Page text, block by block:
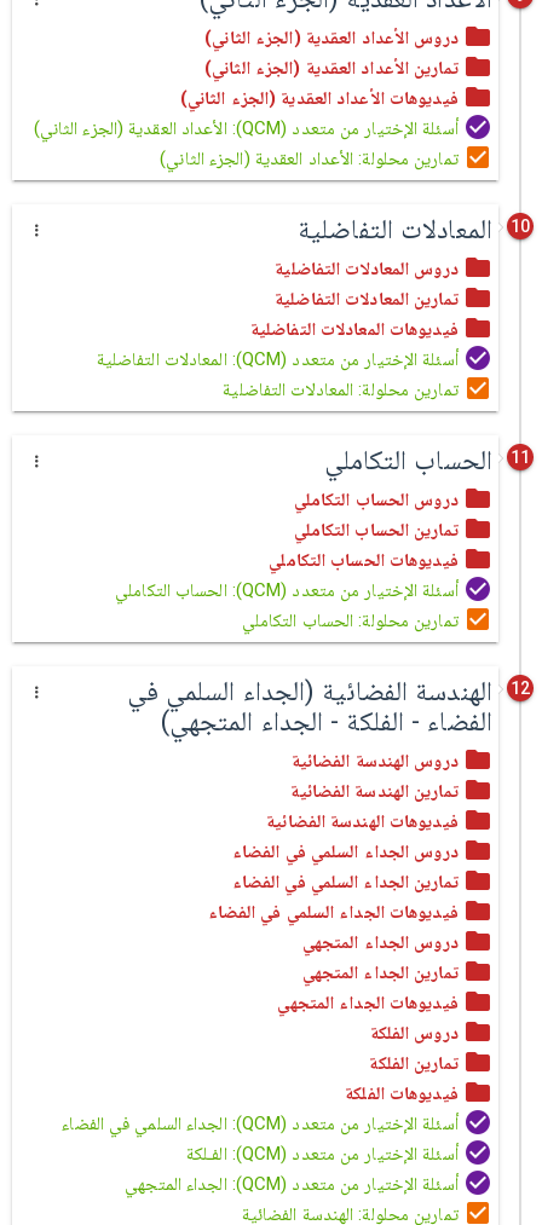
دروس الأعداد العقدية (الجزء الثاني)
تمارين الأعداد العقدية (الجزء الثاني)
فيديوهات الأعداد العقدية (الجزء الثاني)
أسئلة الإختيار من متعدد (QCM): الأعداد العقدية (الجزء الثاني)
تمارين محلولة: الأعداد العقدية (الجزء الثاني)
10 المعادلات التفاضلية
دروس المعادلات التفاضلية
تمارين المعادلات التفاضلية
فيديوهات المعادلات التفاضلية
أسئلة الإختيار من متعدد (QCM): المعادلات التفاضلية
تمارين محلولة: المعادلات التفاضلية
11 الحساب التكاملي
دروس الحساب التكاملي
تمارين الحساب التكاملي
فيديوهات الحساب التكاملي
أسئلة الإختيار من متعدد (QCM): الحساب التكاملي
تمارين محلولة: الحساب التكاملي
12
الهندسة الفضائية (الجداء السلمي في
الفضاء - الفلكة - الجداء المتجهي)
دروس الهندسة الفضائية
تمارين الهندسة الفضائية
فيديوهات الهندسة الفضائية
دروس الجداء السلمي في الفضاء
تمارين الجداء السلمي في الفضاء
فيديوهات الجداء السلمي في الفضاء
دروس الجداء المتجهي
تمارين الجداء المتجهي
فيديوهات الجداء المتجهي
دروس الفلكة
تمارين الفلكة
فيديوهات الفلكة
أسئلة الإختيار من متعدد (QCM): الجداء السلمي في الفضاء
أسئلة الإختيار من متعدد (QCM): الفـلكة
أسئلة الإختيار من متعدد (QCM): الجداء المتجهي
تمارين محلولة: الهندسة الفضائية